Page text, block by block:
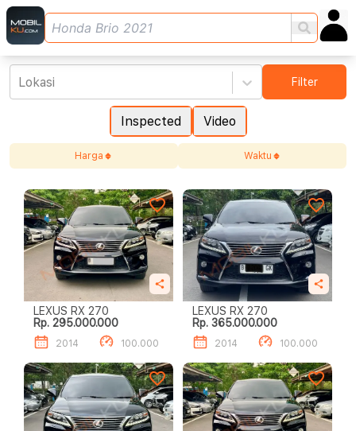
Inspected Video
Lokasi Filter
Harga Waktu
LEXUS RX 270
Rp. 295.000.000
2014 100.000
LEXUS RX 270
Rp. 365.000.000
2014 100.000